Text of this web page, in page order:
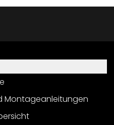
Montageanleitungen